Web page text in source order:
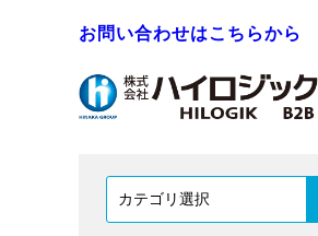
お問い合わせはこちらから